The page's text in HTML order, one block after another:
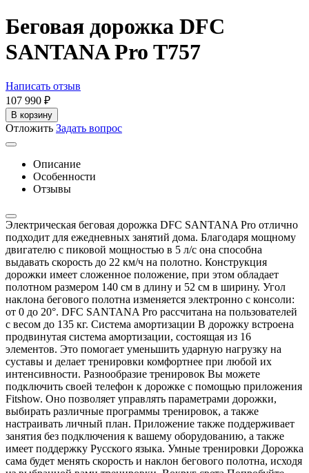
Беговая дорожка DFC
SANTANA Pro T757
Написать отзыв
107 990 ₽
В корзину
Отложить Задать вопрос
Описание
Особенности
Отзывы
Электрическая беговая дорожка DFC SANTANA Pro отлично
подходит для ежедневных занятий дома. Благодаря мощному
двигателю с пиковой мощностью в 5 л/с она способна
выдавать скорость до 22 км/ч на полотно. Конструкция
дорожки имеет сложенное положение, при этом обладает
полотном размером 140 см в длину и 52 см в ширину. Угол
наклона бегового полотна изменяется электронно с консоли:
от 0 до 20°. DFC SANTANA Pro рассчитана на пользователей
с весом до 135 кг. Система амортизации В дорожку встроена
продвинутая система амортизации, состоящая из 16
элементов. Это помогает уменьшить ударную нагрузку на
суставы и делает тренировки комфортнее при любой их
интенсивности. Разнообразие тренировок Вы можете
подключить своей телефон к дорожке с помощью приложения
Fitshow. Оно позволяет управлять параметрами дорожки,
выбирать различные программы тренировок, а также
настраивать личный план. Приложение также поддерживает
занятия без подключения к вашему оборудованию, а также
имеет поддержку Русского языка. Умные тренировки Дорожка
сама будет менять скорость и наклон бегового полотна, исходя